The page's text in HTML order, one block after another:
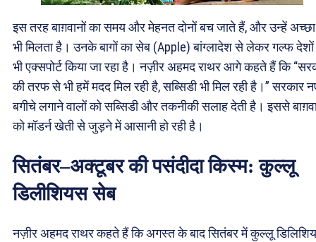
इस तरह बाग़वानों का समय और मेहनत दोनों बच जाते हैं, और उन्हें
भी मिलता है। उनके बागों का सेब (Apple) बांग्लादेश से लेकर गल्फ
भी एक्सपोर्ट किया जा रहा है। नज़ीर अहमद राथर आगे कहते हैं कि
की तरफ से भी हमें मदद मिल रही है, सब्सिडी भी मिल रही है।” सरकार
बगीचे लगाने वालों को सब्सिडी और तकनीकी सलाह देती है। इससे
को मॉडर्न खेती से जुड़ने में आसानी हो रही है।
सितंबर–अक्टूबर की पसंदीदा किस्म: कुल्लू
डिलीशियस सेब
नज़ीर अहमद राथर कहते हैं कि अगस्त के बाद सितंबर में कुल्लू